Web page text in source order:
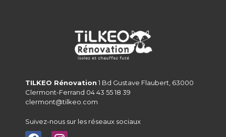
TILKEO Rénovation 1 Bd Gustave Flaubert, 63000
Clermont-Ferrand 04 43 55 18 39
clermont@tilkeo.com
Suivez-nous sur les réseaux sociaux